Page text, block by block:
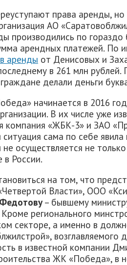
права аренды,
АО
производились по
арендных платежей. По
аренды от Денисовых и
в 261 млн рублей.
делали деньги
начинается в 2016
В их числе уже
компания «ЖБК-3» и ЗАО
сама по себе явила
осуществляется не
в России.
на том, что
Власти», ООО
– бывшему
регионального
секторе, а именно в
возглавляемого
в известной компании
ЖК «Победа», в